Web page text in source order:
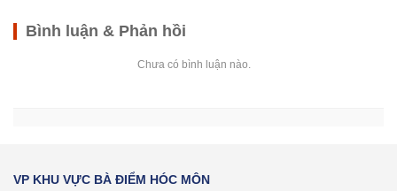
Bình luận & Phản hồi
Chưa có bình luận nào.
VP KHU VỰC BÀ ĐIỂM HÓC MÔN